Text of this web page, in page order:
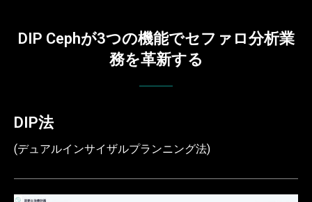
DIP Cephが3つの機能でセファロ分析業
務を革新する
DIP法
(デュアルインサイザルプランニング法)